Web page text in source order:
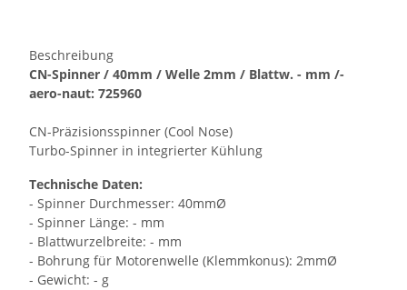
Beschreibung
CN-Spinner / 40mm / Welle 2mm / Blattw. - mm /-
aero-naut: 725960
CN-Präzisionsspinner (Cool Nose)
Turbo-Spinner in integrierter Kühlung
Technische Daten:
- Spinner Durchmesser: 40mmØ
- Spinner Länge: - mm
- Blattwurzelbreite: - mm
- Bohrung für Motorenwelle (Klemmkonus): 2mmØ
- Gewicht: - g